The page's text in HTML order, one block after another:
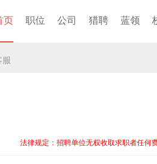
页 职位 公司 猎聘 蓝领
服
法律规定：招聘单位无权收取求职者任何费